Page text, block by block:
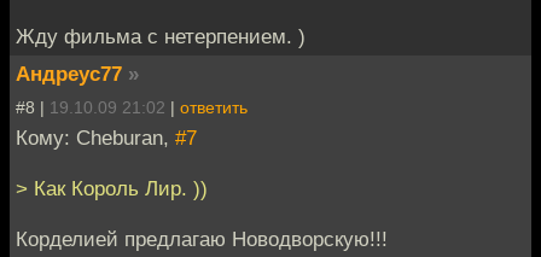
Жду фильма с нетерпением. )
Андреус77 »
#8 | 19.10.09 21:02 | ответить
Кому: Cheburan, #7
> Как Король Лир. ))
Корделией предлагаю Новодворскую!!!